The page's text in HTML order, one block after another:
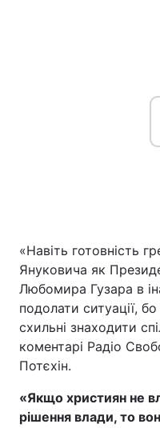
«Навіть готовність
Януковича як
Любомира Гузара в
подолати ситуації,
схильні знаходити
коментарі Радіо
Потєхін.
«Якщо християн не
рішення влади, то